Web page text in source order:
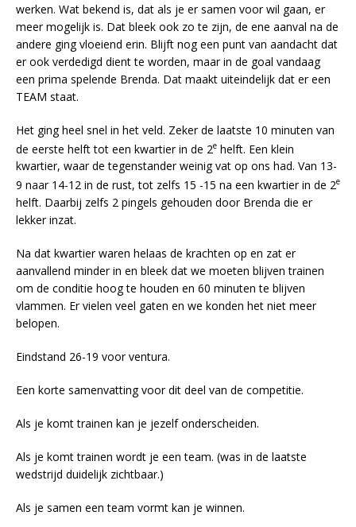
werken. Wat bekend is, dat als je er samen voor wil gaan, er
meer mogelijk is. Dat bleek ook zo te zijn, de ene aanval na de
andere ging vloeiend erin. Blijft nog een punt van aandacht dat
er ook verdedigd dient te worden, maar in de goal vandaag
een prima spelende Brenda. Dat maakt uiteindelijk dat er een
TEAM staat.
Het ging heel snel in het veld. Zeker de laatste 10 minuten van
de eerste helft tot een kwartier in de 2e helft. Een klein
kwartier, waar de tegenstander weinig vat op ons had. Van 13-
9 naar 14-12 in de rust, tot zelfs 15 -15 na een kwartier in de 2e
helft. Daarbij zelfs 2 pingels gehouden door Brenda die er
lekker inzat.
Na dat kwartier waren helaas de krachten op en zat er
aanvallend minder in en bleek dat we moeten blijven trainen
om de conditie hoog te houden en 60 minuten te blijven
vlammen. Er vielen veel gaten en we konden het niet meer
belopen.
Eindstand 26-19 voor ventura.
Een korte samenvatting voor dit deel van de competitie.
Als je komt trainen kan je jezelf onderscheiden.
Als je komt trainen wordt je een team. (was in de laatste
wedstrijd duidelijk zichtbaar.)
Als je samen een team vormt kan je winnen.